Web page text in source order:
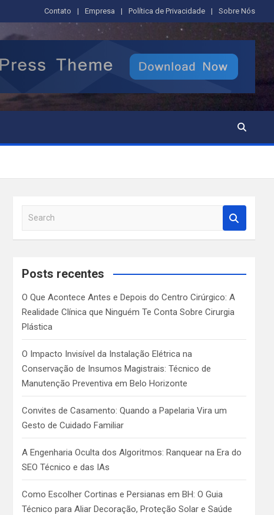
Contato Empresa Política de Privacidade Sobre Nós
a
c
Posts recentes
O Que Acontece Antes e Depois do Centro Cirúrgico: A
Realidade Clínica que Ninguém Te Conta Sobre Cirurgia
Plástica
O Impacto Invisível da Instalação Elétrica na
Conservação de Insumos Magistrais: Técnico de
Manutenção Preventiva em Belo Horizonte
Convites de Casamento: Quando a Papelaria Vira um
Gesto de Cuidado Familiar
A Engenharia Oculta dos Algoritmos: Ranquear na Era do
SEO Técnico e das IAs
Como Escolher Cortinas e Persianas em BH: O Guia
Técnico para Aliar Decoração, Proteção Solar e Saúde